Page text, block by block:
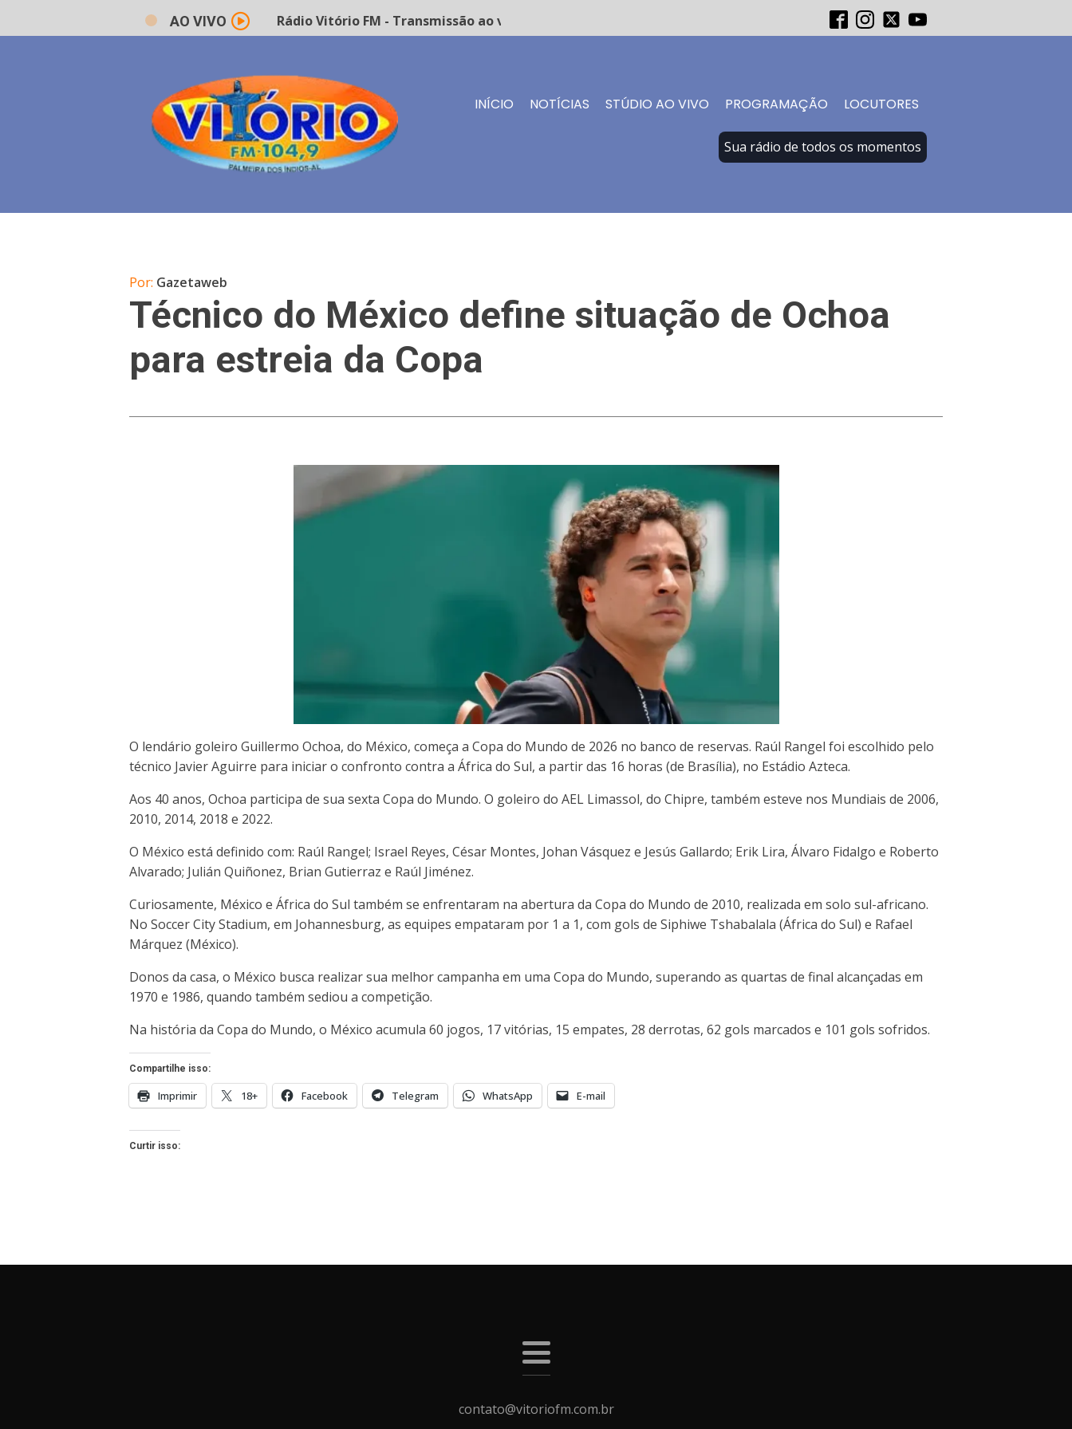
AO VIVO Rádio Vitório FM - Transmissão ao vivo
INÍCIO NOTÍCIAS STÚDIO AO VIVO PROGRAMAÇÃO LOCUTORES
Sua rádio de todos os momentos
Por: Gazetaweb
Técnico do México define situação de Ochoa
para estreia da Copa
O lendário goleiro Guillermo Ochoa, do México, começa a Copa do Mundo de 2026 no banco de reservas. Raúl Rangel foi escolhido pelo
técnico Javier Aguirre para iniciar o confronto contra a África do Sul, a partir das 16 horas (de Brasília), no Estádio Azteca.
Aos 40 anos, Ochoa participa de sua sexta Copa do Mundo. O goleiro do AEL Limassol, do Chipre, também esteve nos Mundiais de 2006,
2010, 2014, 2018 e 2022.
O México está definido com: Raúl Rangel; Israel Reyes, César Montes, Johan Vásquez e Jesús Gallardo; Erik Lira, Álvaro Fidalgo e Roberto
Alvarado; Julián Quiñonez, Brian Gutierraz e Raúl Jiménez.
Curiosamente, México e África do Sul também se enfrentaram na abertura da Copa do Mundo de 2010, realizada em solo sul-africano.
No Soccer City Stadium, em Johannesburg, as equipes empataram por 1 a 1, com gols de Siphiwe Tshabalala (África do Sul) e Rafael
Márquez (México).
Donos da casa, o México busca realizar sua melhor campanha em uma Copa do Mundo, superando as quartas de final alcançadas em
1970 e 1986, quando também sediou a competição.
Na história da Copa do Mundo, o México acumula 60 jogos, 17 vitórias, 15 empates, 28 derrotas, 62 gols marcados e 101 gols sofridos.
Compartilhe isso:
Imprimir 18+ Facebook Telegram WhatsApp E-mail
Curtir isso:
contato@vitoriofm.com.br